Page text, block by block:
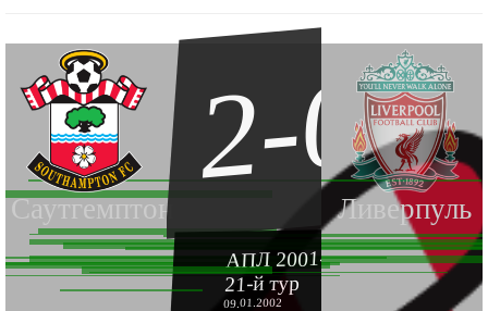
Саутгемптон Ливерпуль
2-0
АПЛ 2001-2002
21-й тур
09.01.2002